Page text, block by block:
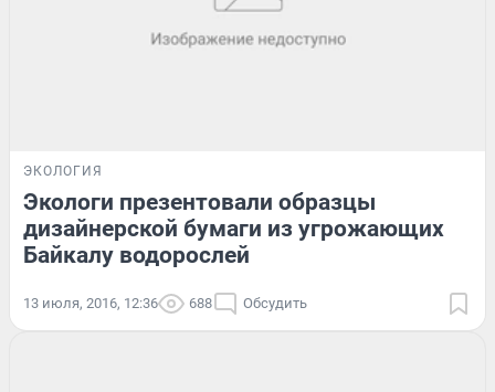
ЭКОЛОГИЯ
Экологи презентовали образцы
дизайнерской бумаги из угрожающих
Байкалу водорослей
13 июля, 2016, 12:36 688 Обсудить